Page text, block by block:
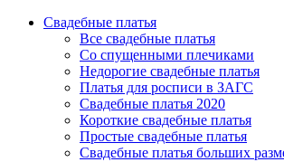
Свадебные платья
Все свадебные платья
Со спущенными плечиками
Недорогие свадебные платья
Платья для росписи в ЗАГС
Свадебные платья 2020
Короткие свадебные платья
Простые свадебные платья
Свадебные платья больших